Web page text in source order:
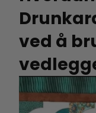
ved å